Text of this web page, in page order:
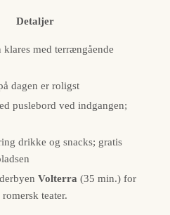
Detaljer
klares med terrængående
dagen er roligst
pusle­­bord ved indgangen;
drikke og snacks; gratis
Volterra (35 min.) for
teater.